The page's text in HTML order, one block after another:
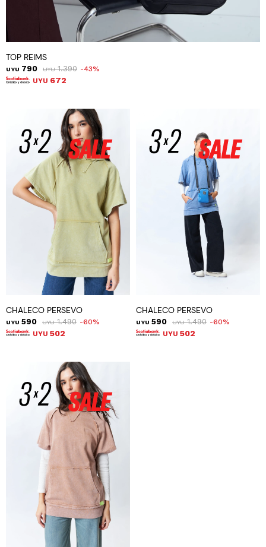
TOP REIMS
UYU 790 UYU 1.390 43
UYU 672
CHALECO PERSEVO
UYU 590 UYU 1.490 60
UYU 502
CHALECO PERSEVO
UYU 590 UYU 1.490 60
UYU 502